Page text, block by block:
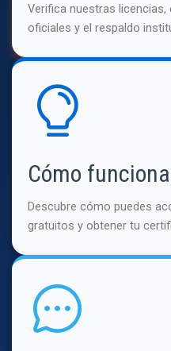
Verifica nuestras
oficiales y el respaldo
Cómo funciona
Descubre cómo puedes
gratuitos y obtener tu